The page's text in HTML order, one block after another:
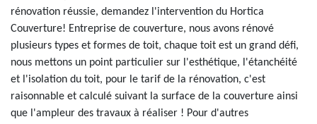
rénovation réussie, demandez l'intervention du Hortica
Couverture! Entreprise de couverture, nous avons rénové
plusieurs types et formes de toit, chaque toit est un grand défi,
nous mettons un point particulier sur l'esthétique, l'étanchéité
et l'isolation du toit, pour le tarif de la rénovation, c'est
raisonnable et calculé suivant la surface de la couverture ainsi
que l'ampleur des travaux à réaliser ! Pour d'autres